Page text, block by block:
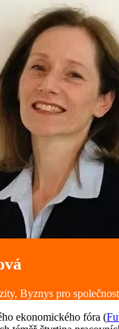
Byznys pro
ekonomického fóra (